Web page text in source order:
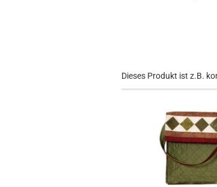
Dieses Produkt ist z.B.